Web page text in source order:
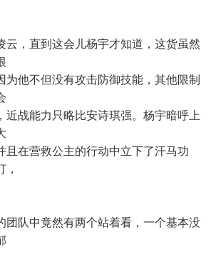
，直到这会儿杨宇才知道，这货虽然
为他不但没有攻击防御技能，其他限制
近战能力只略比安诗琪强。杨宇暗呼上
且在营救公主的行动中立下了汗马功
队中竟然有两个站着看，一个基本没